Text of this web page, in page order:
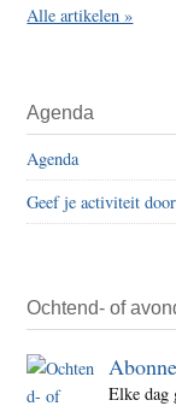
Alle artikelen »
Agenda
Agenda
Geef je activiteit door
Ochtend- of
Elke dag